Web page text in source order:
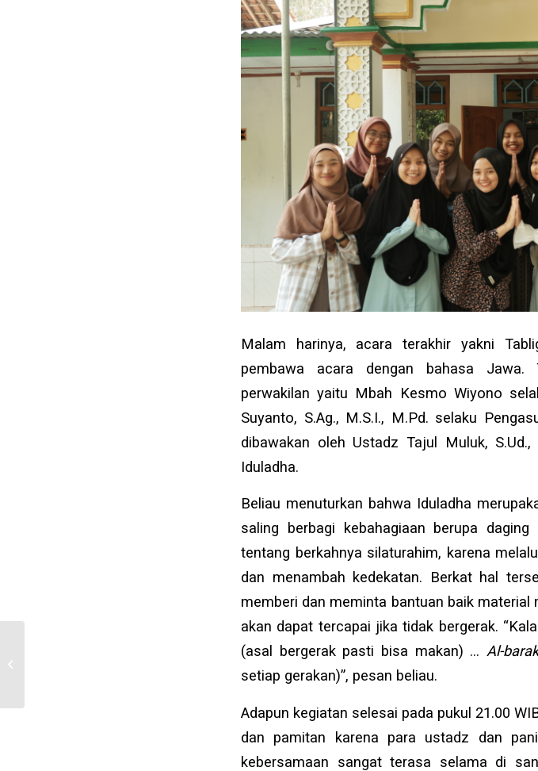
Malam harinya, acara terakhir yakni
pembawa acara dengan bahasa Jawa.
perwakilan yaitu Mbah Kesmo Wiyono
Suyanto, S.Ag., M.S.I., M.Pd. selaku
dibawakan oleh Ustadz Tajul Muluk,
Iduladha.
Beliau menuturkan bahwa Iduladha
saling berbagi kebahagiaan berupa
tentang berkahnya silaturahim, karena
dan menambah kedekatan. Berkat hal
memberi dan meminta bantuan baik
akan dapat tercapai jika tidak bergerak.
(asal bergerak pasti bisa makan) … Al-
setiap gerakan)”, pesan beliau.
Adapun kegiatan selesai pada pukul 21.00
dan pamitan karena para ustadz dan
kebersamaan sangat terasa selama di